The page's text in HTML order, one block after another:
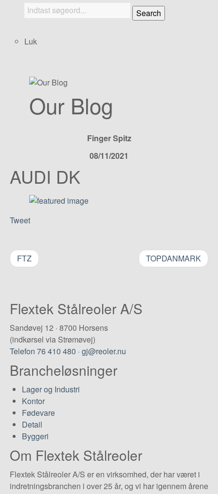
Search
Luk
Our Blog
Finger Spitz
08/11/2021
AUDI DK
Tweet
FTZ TOPDANMARK
Flextek Stålreoler A/S
Sandøvej 12 · 8700 Horsens
(indkørsel via Strømøvej)
Telefon 76 410 480 · gj@reoler.nu
Brancheløsninger
Lager og Industri
Kontor
Fødevare
Detail
Byggeri
Om Flextek Stålreoler
Flextek Stålreoler A/S er en virksomhed, der har været i
indretningsbranchen i over 25 år, og vi har igennem årene